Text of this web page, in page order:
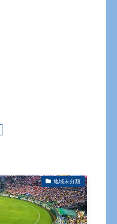
地域未分類